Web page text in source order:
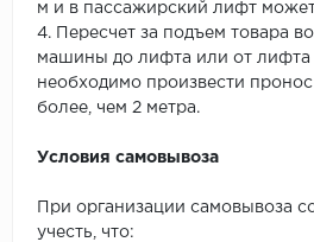
м и в пассажирский лифт
4. Пересчет за подъем товара
машины до лифта или от лифта
необходимо произвести
более, чем 2 метра.
Условия самовывоза
При организации самовывоза
учесть, что: